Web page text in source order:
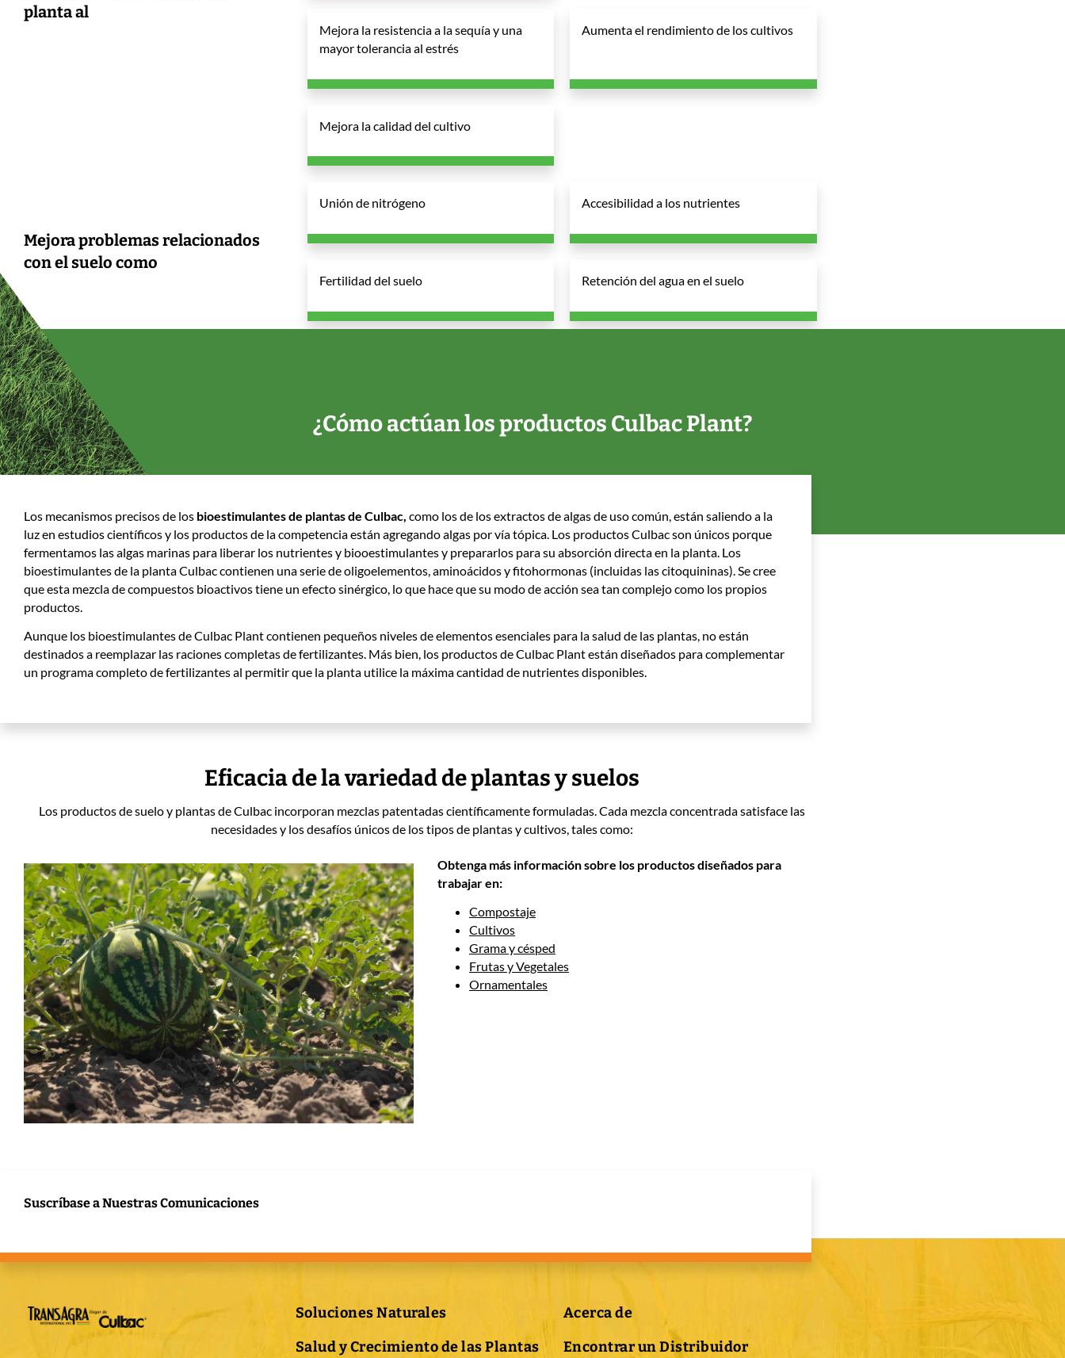
planta al
Mejora la resistencia a la sequía y una
mayor tolerancia al estrés
Aumenta el rendimiento de los cultivos
Mejora la calidad del cultivo
Mejora problemas relacionados
con el suelo como
Unión de nitrógeno Accesibilidad a los nutrientes
Fertilidad del suelo Retención del agua en el suelo
¿Cómo actúan los productos Culbac Plant?
Los mecanismos precisos de los bioestimulantes de plantas de Culbac, como los de los extractos de algas de uso común, están saliendo a la
luz en estudios científicos y los productos de la competencia están agregando algas por vía tópica. Los productos Culbac son únicos porque
fermentamos las algas marinas para liberar los nutrientes y biooestimulantes y prepararlos para su absorción directa en la planta. Los
bioestimulantes de la planta Culbac contienen una serie de oligoelementos, aminoácidos y fitohormonas (incluidas las citoquininas). Se cree
que esta mezcla de compuestos bioactivos tiene un efecto sinérgico, lo que hace que su modo de acción sea tan complejo como los propios
productos.
Aunque los bioestimulantes de Culbac Plant contienen pequeños niveles de elementos esenciales para la salud de las plantas, no están
destinados a reemplazar las raciones completas de fertilizantes. Más bien, los productos de Culbac Plant están diseñados para complementar
un programa completo de fertilizantes al permitir que la planta utilice la máxima cantidad de nutrientes disponibles.
Eficacia de la variedad de plantas y suelos
Los productos de suelo y plantas de Culbac incorporan mezclas patentadas científicamente formuladas. Cada mezcla concentrada satisface las
necesidades y los desafíos únicos de los tipos de plantas y cultivos, tales como:
Obtenga más información sobre los productos diseñados para
trabajar en:
Compostaje
Cultivos
Grama y césped
Frutas y Vegetales
Ornamentales
Suscríbase a Nuestras Comunicaciones
Soluciones Naturales
Salud y Crecimiento de las Plantas
Acerca de
Encontrar un Distribuidor